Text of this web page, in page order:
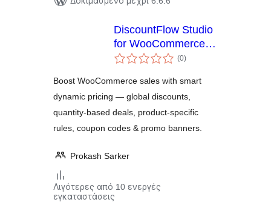
DiscountFlow Studio
for WooCommerce –
Dynamic Pricing,
Promotional Banners
(0αξιολογήσεις
σύνολο
)
Boost WooCommerce sales with smart
dynamic pricing — global discounts,
quantity-based deals, product-specific
rules, coupon codes & promo banners.
Prokash Sarker
Λιγότερες από 10 ενεργές
εγκαταστάσεις